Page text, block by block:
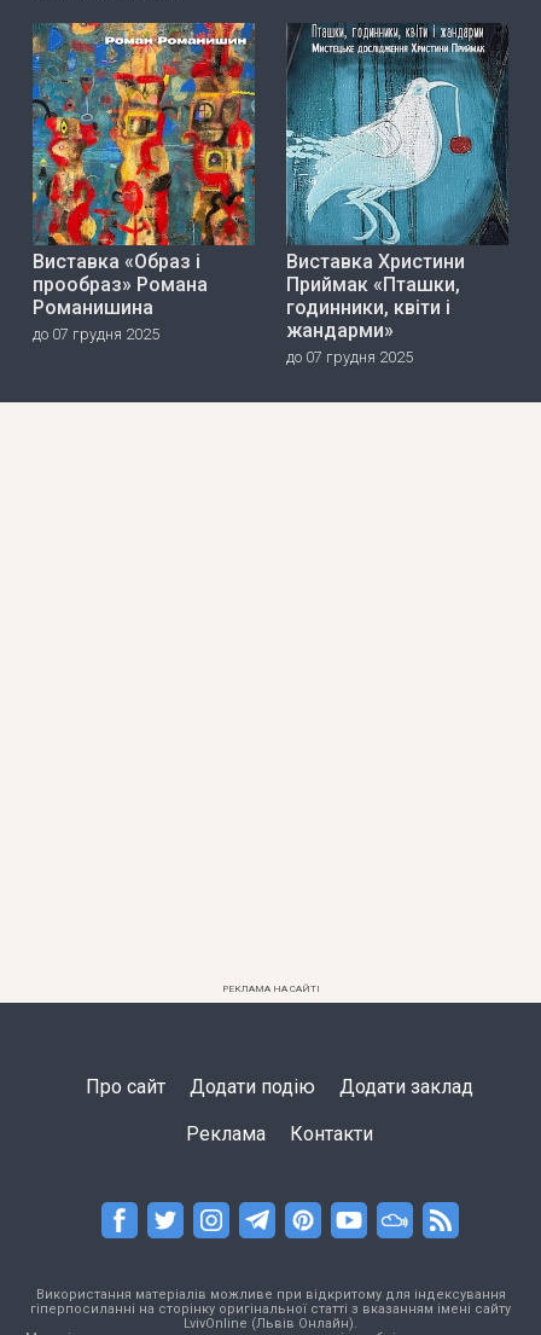
Виставка «Образ і
прообраз» Романа
Романишина
до 07 грудня 2025
Виставка Христини
Приймак «Пташки,
годинники, квіти і
жандарми»
до 07 грудня 2025
РЕКЛАМА НА САЙТІ
Про сайт Додати подію Додати заклад
Реклама Контакти
Використання матеріалів можливе при відкритому для індексування
гіперпосиланні на сторінку оригінальної статті з вказанням імені сайту
LvivOnline (Львів Онлайн).